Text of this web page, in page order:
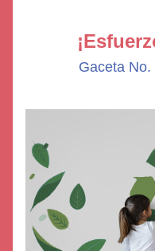
Gaceta No.